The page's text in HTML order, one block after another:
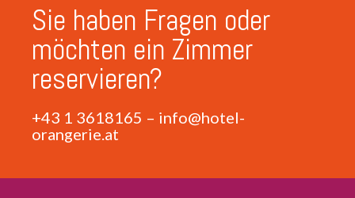
Sie haben Fragen oder
möchten ein Zimmer
reservieren?
+43 1 3618165 – info@hotel-
orangerie.at